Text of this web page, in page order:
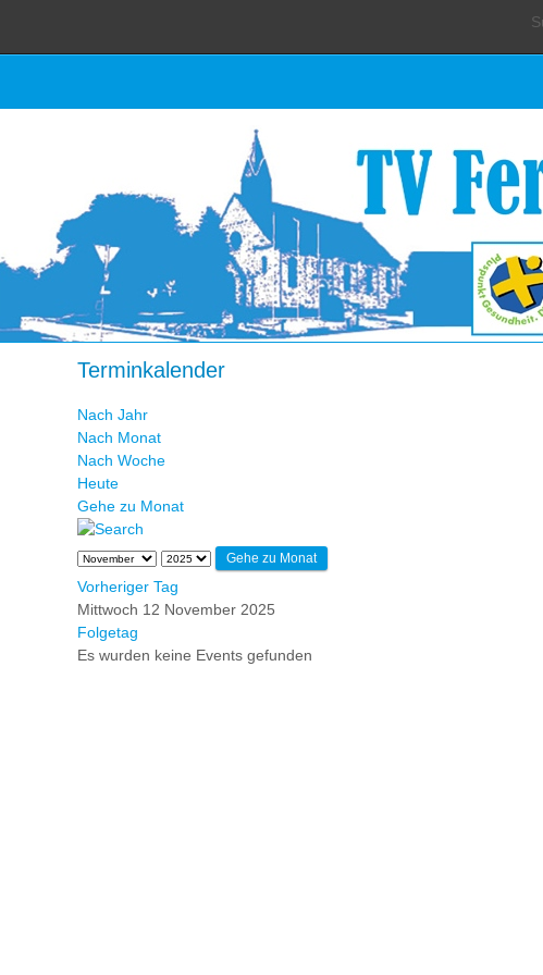
Terminkalender
Nach Jahr
Nach Monat
Nach Woche
Heute
Gehe zu Monat
Gehe zu Monat
Vorheriger Tag
Mittwoch 12 November 2025
Folgetag
Es wurden keine Events gefunden